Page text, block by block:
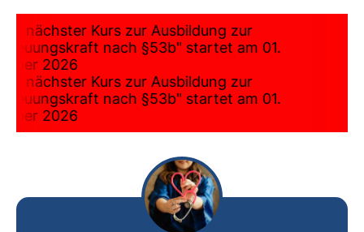
nächster Kurs zur Ausbildung zur
nach §53b" startet am 01.
2026
nächster Kurs zur Ausbildung zur
nach §53b" startet am 01.
2026